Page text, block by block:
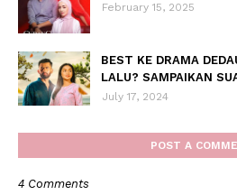
February 15, 2025
BEST KE DRAMA
LALU? SAMPAIKAN
July 17, 2024
POST A
4 Comments